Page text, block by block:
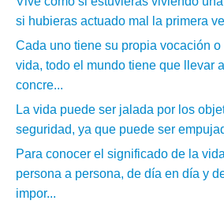
si hubieras actuado mal la primera
Cada uno tiene su propia vocación
vida, todo el mundo tiene que llevar
concre...
La vida puede ser jalada por los
seguridad, ya que puede ser
Para conocer el significado de la
persona a persona, de día en día y
impor...